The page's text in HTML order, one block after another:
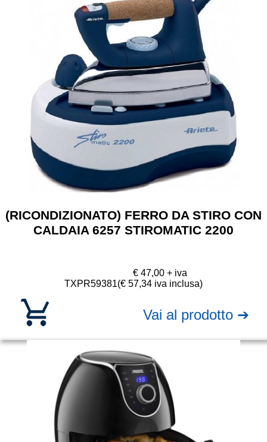
SICUREZZA E PROTEZIONE
INFORMATICA
ARREDI
SITI WEB
(RICONDIZIONATO) FERRO DA STIRO CON
CALDAIA 6257 STIROMATIC 2200
TXPR59381
€ 47,00 + iva
(€ 57,34 iva inclusa)
Vai al prodotto ➔